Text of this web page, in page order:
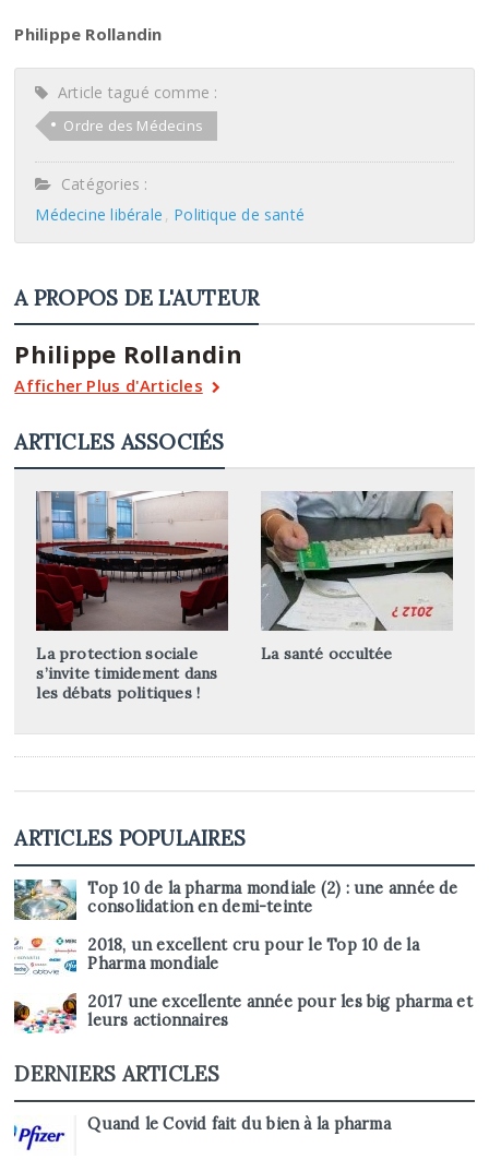
Philippe Rollandin
Article tagué comme :
Ordre des Médecins
Catégories :
Médecine libérale
Politique de santé
A PROPOS DE L'AUTEUR
Philippe Rollandin
Afficher Plus d'Articles
ARTICLES ASSOCIÉS
La protection sociale
s’invite timidement dans
les débats politiques !
La santé occultée
ARTICLES POPULAIRES
Top 10 de la pharma mondiale (2) : une année de
consolidation en demi-teinte
2018, un excellent cru pour le Top 10 de la
Pharma mondiale
2017 une excellente année pour les big pharma et
leurs actionnaires
DERNIERS ARTICLES
Quand le Covid fait du bien à la pharma